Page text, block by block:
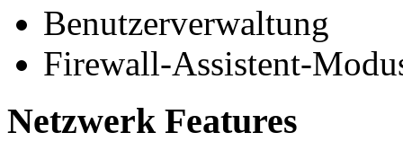
Benutzerverwaltung
Firewall-Assistent-
Netzwerk Features